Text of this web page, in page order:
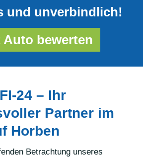
und unverbindlich!
Auto bewerten
24 – Ihr
Partner im
Horben
Betrachtung unseres